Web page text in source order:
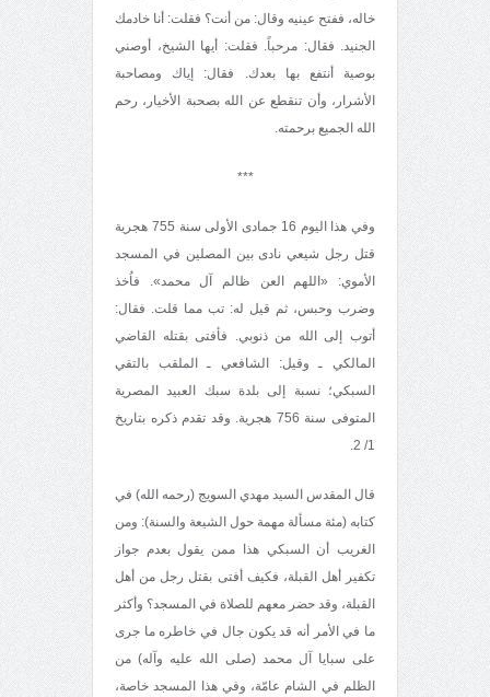
خاله، ففتح عينيه وقال: من أنت؟ فقلت: أنا خادمك
الجنيد. فقال: مرحباً. فقلت: أيها الشيخ، أوصني
بوصية أنتفع بها بعدك. فقال: إياك ومصاحبة
الأشرار، وأن تنقطع عن الله بصحبة الأخيار، رحم
الله الجميع برحمته.
***
وفي هذا اليوم 16 جمادى الأولى سنة 755 هجرية
قتل رجل شيعي نادى بين المصلين في المسجد
الأموي: «اللهم العن ظالم آل محمد». فاُخذ
وضرب وحبس، ثم قيل له: تب مما قلت. فقال:
أتوب إلى الله من ذنوبي. فأفتى بقتله القاضي
المالكي ـ وقيل: الشافعي ـ الملقب بالتقي
السبكي؛ نسبة إلى بلدة سبك العبيد المصرية
المتوفى سنة 756 هجرية. وقد تقدم ذكره بتاريخ
1/ 2.
قال المقدس السيد مهدي السويج (رحمه الله) في
كتابه (مئة مسألة مهمة حول الشيعة والسنة): ومن
الغريب أن السبكي هذا ممن يقول بعدم جواز
تكفير أهل القبلة، فكيف أفتى بقتل رجل من أهل
القبلة، وقد حضر معهم للصلاة في المسجد؟ وأكثر
ما في الأمر أنه قد يكون جال في خاطره ما جرى
على سبايا آل محمد (صلى الله عليه وآله) من
الظلم في الشام عامّة، وفي هذا المسجد خاصة،